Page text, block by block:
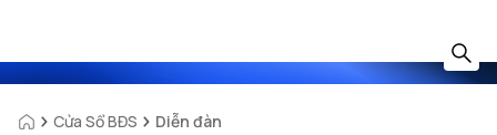
Cửa Sổ BĐS Diễn đàn